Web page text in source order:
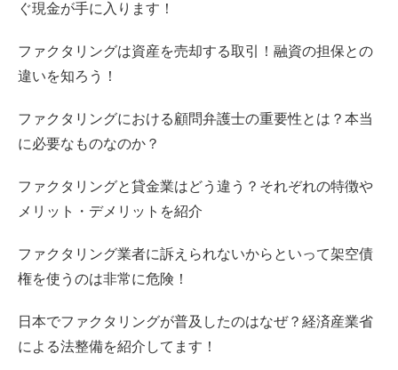
ぐ現金が手に入ります！
ファクタリングは資産を売却する取引！融資の担保との
違いを知ろう！
ファクタリングにおける顧問弁護士の重要性とは？本当
に必要なものなのか？
ファクタリングと貸金業はどう違う？それぞれの特徴や
メリット・デメリットを紹介
ファクタリング業者に訴えられないからといって架空債
権を使うのは非常に危険！
日本でファクタリングが普及したのはなぜ？経済産業省
による法整備を紹介してます！